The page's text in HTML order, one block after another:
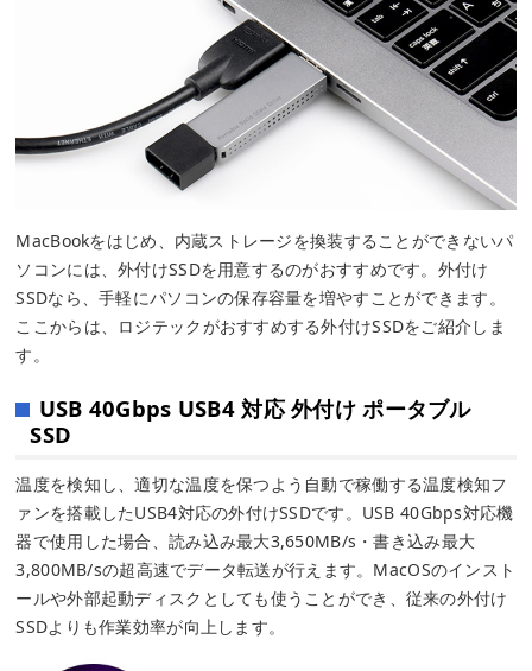
MacBookをはじめ、内蔵ストレージを換装することができないパ
ソコンには、外付けSSDを用意するのがおすすめです。外付け
SSDなら、手軽にパソコンの保存容量を増やすことができます。
ここからは、ロジテックがおすすめする外付けSSDをご紹介しま
す。
USB 40Gbps USB4 対応 外付け ポータブル
SSD
温度を検知し、適切な温度を保つよう自動で稼働する温度検知フ
ァンを搭載したUSB4対応の外付けSSDです。USB 40Gbps対応機
器で使用した場合、読み込み最大3,650MB/s・書き込み最大
3,800MB/sの超高速でデータ転送が行えます。MacOSのインスト
ールや外部起動ディスクとしても使うことができ、従来の外付け
SSDよりも作業効率が向上します。